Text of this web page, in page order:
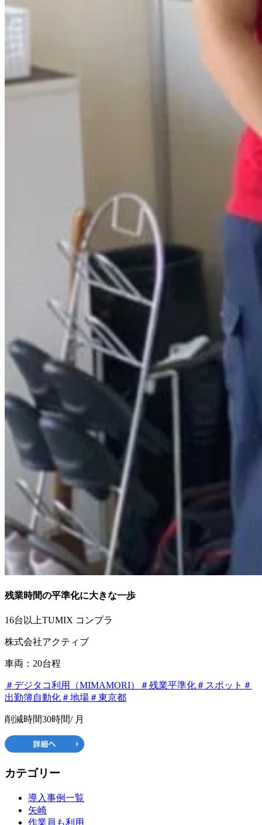
残業時間の平準化に大きな一歩
16台以上TUMIX コンプラ
株式会社アクティブ
車両：20台程
＃デジタコ利用（MIMAMORI） ＃残業平準化＃スポット ＃
出勤簿自動化＃地場＃東京都
削減時間30時間/ 月
カテゴリー
導入事例一覧
矢崎
作業員も利用